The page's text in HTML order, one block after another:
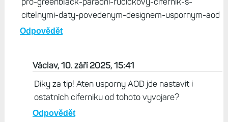
Václav, 10. září 2025, 15:22
Jak se jmenuje prosim ten usporny cifernik, kdy jako AOD
je videt jen cas a po dotyku se rozsvítí cely? Pripadne jak
Odpovědět
Život s Garminem, 10. září 2025, 15:24
Tady je odkaz: https://www.zivotsgarminem.cz/epix-